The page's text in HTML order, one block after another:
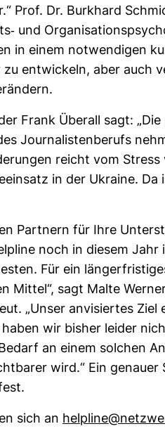
Prof. Dr. Burk­hard
und
in einem not­wen­digen
ent­wi­ckeln, aber auch
Frank Überall sagt:
Jour­na­lis­ten­be­rufs
reicht vom
in der Ukraine. Da
Part­nern für Ihre
noch in diesem
Für ein
Mittel“, sagt Malte
„Unser anvi­siertes
wir bisher leider
an einem sol­chen
wird.“ Ein
sich an